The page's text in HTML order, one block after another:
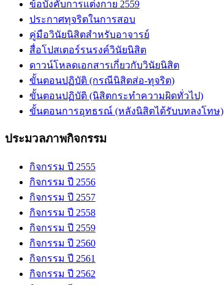
ข้อบังคับการแต่งกาย 2559
ประกาศทุจริตในการสอบ
คู่มือวินัยนิสิตสำหรับอาจารย์
สื่อโปสเตอร์รนรงค์วินัยนิสิต
ดาวน์โหลดเอกสารเกี่ยวกับวินัยนิสิต
ขั้นตอนปฏิบัติ (กรณีนิสิตส่อ-ทุจริต)
ขั้นตอนปฏิบัติ (นิสิตกระทำความผิดทั่วไป)
ขั้นตอนการอุทธรณ์ (หลังนิสิตได้รับบทลงโทษ)
ประมวลภาพกิจกรรม
กิจกรรม ปี 2555
กิจกรรม ปี 2556
กิจกรรม ปี 2557
กิจกรรม ปี 2558
กิจกรรม ปี 2559
กิจกรรม ปี 2560
กิจกรรม ปี 2561
กิจกรรม ปี 2562